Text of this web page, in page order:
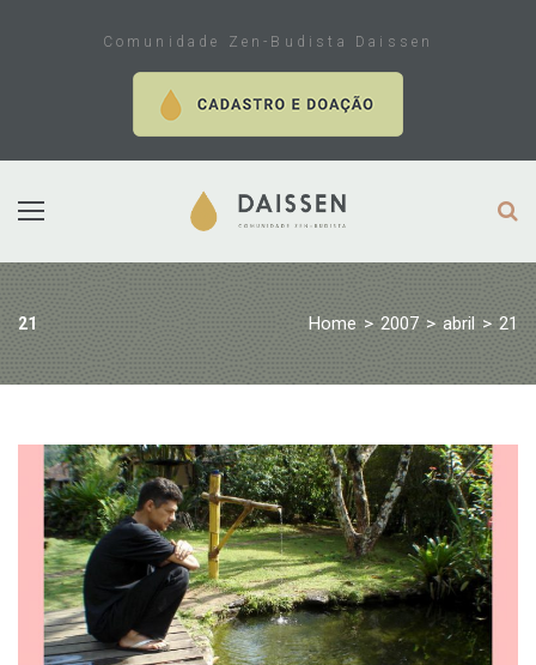
Comunidade Zen-Budista Daissen
21 Home > 2007 > abril > 21
Dia:
21
de
abril